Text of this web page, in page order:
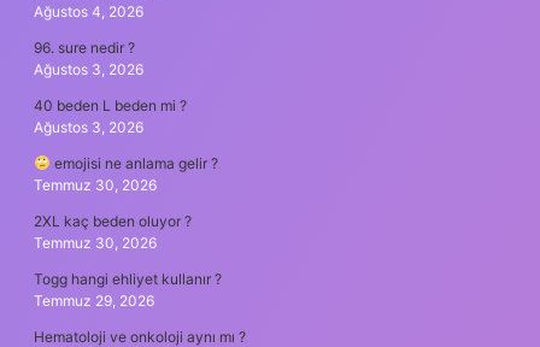
Ağustos 4, 2026
96. sure nedir ?
Ağustos 3, 2026
40 beden L beden mi ?
Ağustos 3, 2026
emojisi ne anlama gelir ?
Temmuz 30, 2026
2XL kaç beden oluyor ?
Temmuz 30, 2026
Togg hangi ehliyet kullanır ?
Temmuz 29, 2026
Hematoloji ve onkoloji aynı mı ?